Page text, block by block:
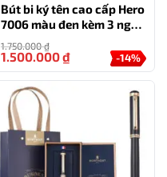
Bút bi ký tên cao cấp Hero
7006 màu đen kèm 3 ngòi,
hộp và túi hãng
1.750.000₫
-14%
1.500.000₫